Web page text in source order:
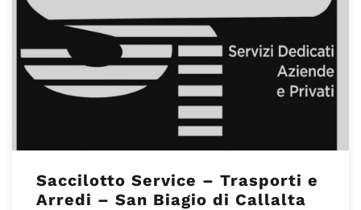
Saccilotto Service – Trasporti e
Arredi – San Biagio di Callalta